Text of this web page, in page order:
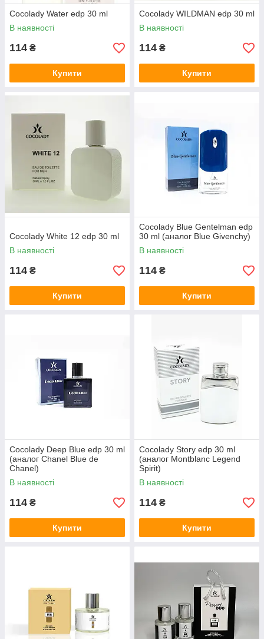
Cocolady Water edp 30 ml
В наявності
114 ₴
Купити
Cocolady WILDMAN edp 30 ml
В наявності
114 ₴
Купити
Cocolady White 12 edp 30 ml
В наявності
114 ₴
Купити
Cocolady Blue Gentelman edp
30 ml (аналог Blue Givenchy)
В наявності
114 ₴
Купити
Cocolady Deep Blue edp 30 ml
(аналог Chanel Blue de
Chanel)
В наявності
114 ₴
Купити
Cocolady Story edp 30 ml
(аналог Montblanc Legend
Spirit)
В наявності
114 ₴
Купити